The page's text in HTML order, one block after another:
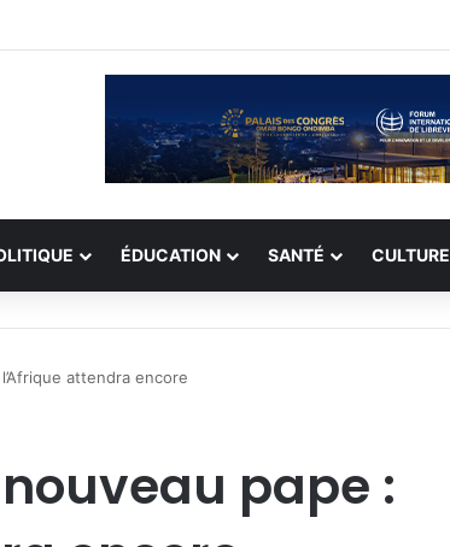
de 308 otages, mais les enlèvements perdurent
ÉDUCATION SANTÉ CULTURE
attendra encore
pape :